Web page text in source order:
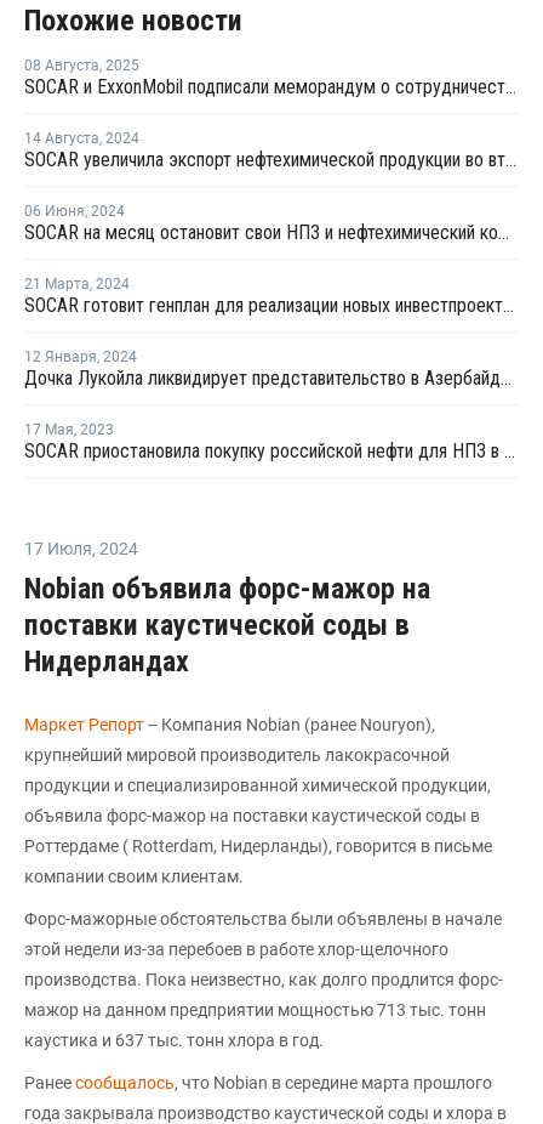
Похожие новости
08 Августа, 2025
SOCAR и ExxonMobil подписали меморандум о сотрудничестве
14 Августа, 2024
SOCAR увеличила экспорт нефтехимической продукции во втором квартале
06 Июня, 2024
SOCAR на месяц остановит свои НПЗ и нефтехимический комплекс на профилактику
21 Марта, 2024
SOCAR готовит генплан для реализации новых инвестпроектов в нефтехимии Турции
12 Января, 2024
Дочка Лукойла ликвидирует представительство в Азербайджане
17 Мая, 2023
SOCAR приостановила покупку российской нефти для НПЗ в Турции
17 Июля, 2024
Nobian объявила форс-мажор на
поставки каустической соды в
Нидерландах
Маркет Репорт-- Компания Nobian (ранее Nouryon),
крупнейший мировой производитель лакокрасочной
продукции и специализированной химической продукции,
объявила форс-мажор на поставки каустической соды в
Роттердаме ( Rotterdam, Нидерланды), говорится в письме
компании своим клиентам.
Форс-мажорные обстоятельства были объявлены в начале
этой недели из-за перебоев в работе хлор-щелочного
производства. Пока неизвестно, как долго продлится форс-
мажор на данном предприятии мощностью 713 тыс. тонн
каустика и 637 тыс. тонн хлора в год.
Ранеесообщалось, что Nobian в середине марта прошлого
года закрывала производство каустической соды и хлора в